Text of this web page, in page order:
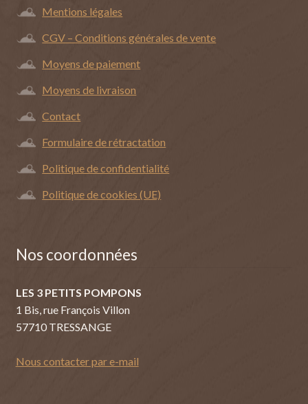
Mentions légales
CGV – Conditions générales de vente
Moyens de paiement
Moyens de livraison
Contact
Formulaire de rétractation
Politique de confidentialité
Politique de cookies (UE)
Nos coordonnées
LES 3 PETITS POMPONS
1 Bis, rue François Villon
57710 TRESSANGE
Nous contacter par e-mail